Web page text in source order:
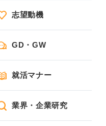
志望動機
GD・GW
就活マナー
業界・企業研究